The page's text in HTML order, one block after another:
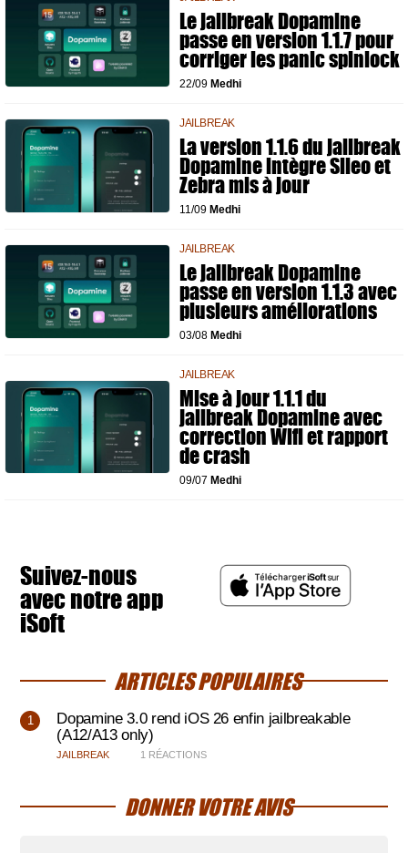
Le jailbreak Dopamine
passe en version 1.1.7 pour
corriger les panic spinlock
22/09 Medhi
JAILBREAK
La version 1.1.6 du jailbreak
Dopamine intègre Sileo et
Zebra mis à jour
11/09 Medhi
JAILBREAK
Le jailbreak Dopamine
passe en version 1.1.3 avec
plusieurs améliorations
03/08 Medhi
JAILBREAK
Mise à jour 1.1.1 du
jailbreak Dopamine avec
correction Wifi et rapport
de crash
09/07 Medhi
Suivez-nous
avec notre app
iSoft
ARTICLES POPULAIRES
Dopamine 3.0 rend iOS 26 enfin jailbreakable
(A12/A13 only)
JAILBREAK 1 RÉACTIONS
DONNER VOTRE AVIS